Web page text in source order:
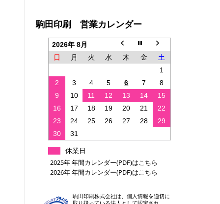
駒田印刷 営業カレンダー
2026年 8月
日
月 火 水 木 金
土
1
2
3 4 5 6 7
8
9
10 11 12 13 14
15
16
17 18 19 20 21
22
23
24 25 26 27 28
29
30
31
休業日
2025年 年間カレンダー(PDF)はこちら
2026年 年間カレンダー(PDF)はこちら
駒田印刷株式会社は、個人情報を適切に